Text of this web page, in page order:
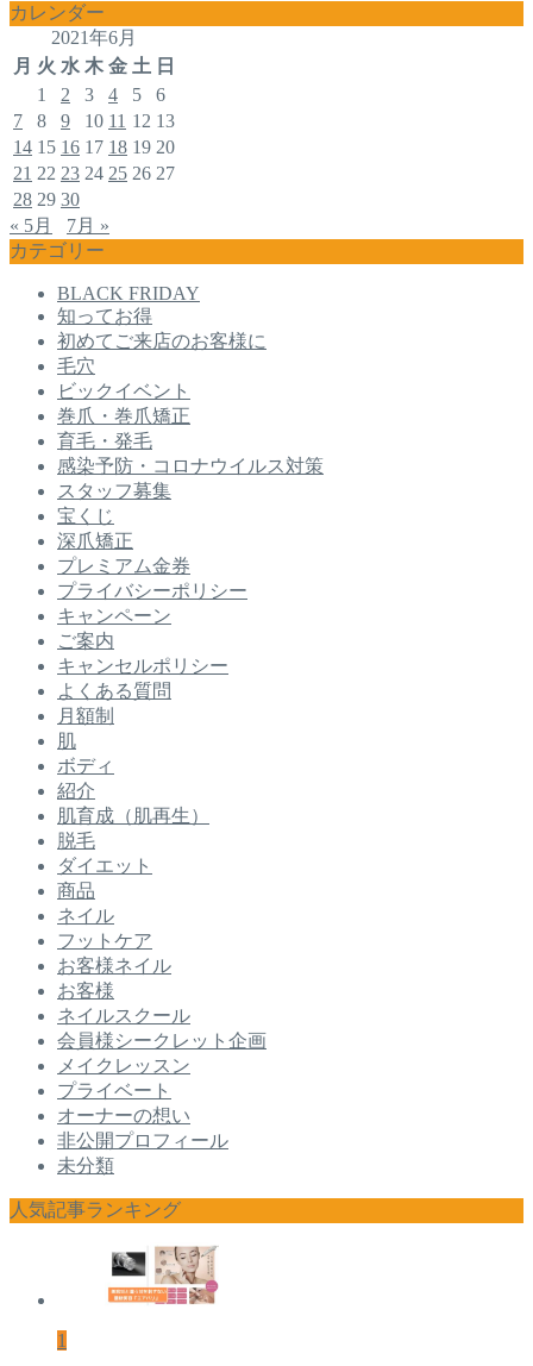
カレンダー
2021年6月
月 火 水 木 金 土 日
1
2 3 4 5
6
7
8 9 10 11 12 13
14 15 16 17 18 19 20
21 22 23 24 25 26 27
28 29 30
« 5月
7月 »
カテゴリー
BLACK FRIDAY
知ってお得
初めてご来店のお客様に
毛穴
ビックイベント
巻爪・巻爪矯正
育毛・発毛
感染予防・コロナウイルス対策
スタッフ募集
宝くじ
深爪矯正
プレミアム金券
プライバシーポリシー
キャンペーン
ご案内
キャンセルポリシー
よくある質問
月額制
肌
ボディ
紹介
肌育成（肌再生）
脱毛
ダイエット
商品
ネイル
フットケア
お客様ネイル
お客様
ネイルスクール
会員様シークレット企画
メイクレッスン
プライベート
オーナーの想い
非公開プロフィール
未分類
人気記事ランキング
1